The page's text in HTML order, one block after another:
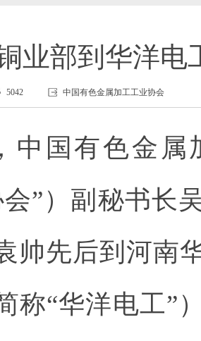
业部到华洋电
5042 中国有色金属加工工业协会
中国有色金
”）副秘书长
帅先后到河南
称“华洋电工”